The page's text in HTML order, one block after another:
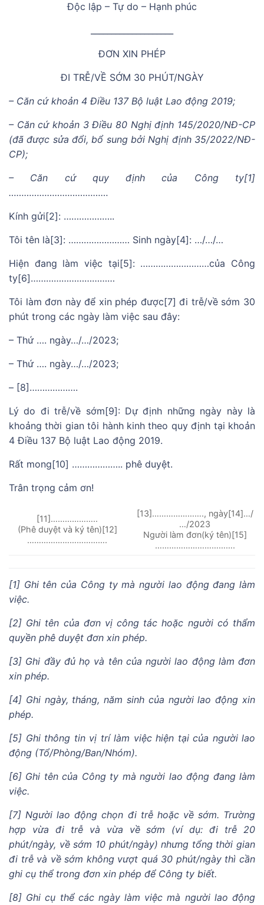
Độc lập – Tự do – Hạnh phúc
ĐƠN XIN PHÉP
ĐI TRỄ/VỀ SỚM 30 PHÚT/NGÀY
– Căn cứ khoản 4 Điều 137 Bộ luật Lao động 2019;
– Căn cứ khoản 3 Điều 80 Nghị định 145/2020/NĐ-CP
(đã được sửa đổi, bổ sung bởi Nghị định 35/2022/NĐ-
CP);
– Căn cứ quy định của Công ty[1]
…………………………………
Kính gửi[2]: ………………..
Tôi tên là[3]: …………………… Sinh ngày[4]: …/…/…
Hiện đang làm việc tại[5]: ………………………của Công
ty[6]……………………………
Tôi làm đơn này để xin phép được[7] đi trễ/về sớm 30
phút trong các ngày làm việc sau đây:
– Thứ …. ngày…/…/2023;
– Thứ …. ngày…/…/2023;
– [8]……………….
Lý do đi trễ/về sớm[9]: Dự định những ngày này là
khoảng thời gian tôi hành kinh theo quy định tại khoản
4 Điều 137 Bộ luật Lao động 2019.
Rất mong[10] ……………….. phê duyệt.
Trân trọng cảm ơn!
[11]………………..
(Phê duyệt và ký tên)[12]
…………………………….
[13]…………………., ngày[14]…/
…/2023
Người làm đơn(ký tên)[15]
…………………………….
[1] Ghi tên của Công ty mà người lao động đang làm
việc.
[2] Ghi tên của đơn vị công tác hoặc người có thẩm
quyền phê duyệt đơn xin phép.
[3] Ghi đầy đủ họ và tên của người lao động làm đơn
xin phép.
[4] Ghi ngày, tháng, năm sinh của người lao động xin
phép.
[5] Ghi thông tin vị trí làm việc hiện tại của người lao
động (Tổ/Phòng/Ban/Nhóm).
[6] Ghi tên của Công ty mà người lao động đang làm
việc.
[7] Người lao động chọn đi trễ hoặc về sớm. Trường
hợp vừa đi trễ và vừa về sớm (ví dụ: đi trễ 20
phút/ngày, về sớm 10 phút/ngày) nhưng tổng thời gian
đi trễ và về sớm không vượt quá 30 phút/ngày thì cần
ghi cụ thể trong đơn xin phép để Công ty biết.
[8] Ghi cụ thể các ngày làm việc mà người lao động